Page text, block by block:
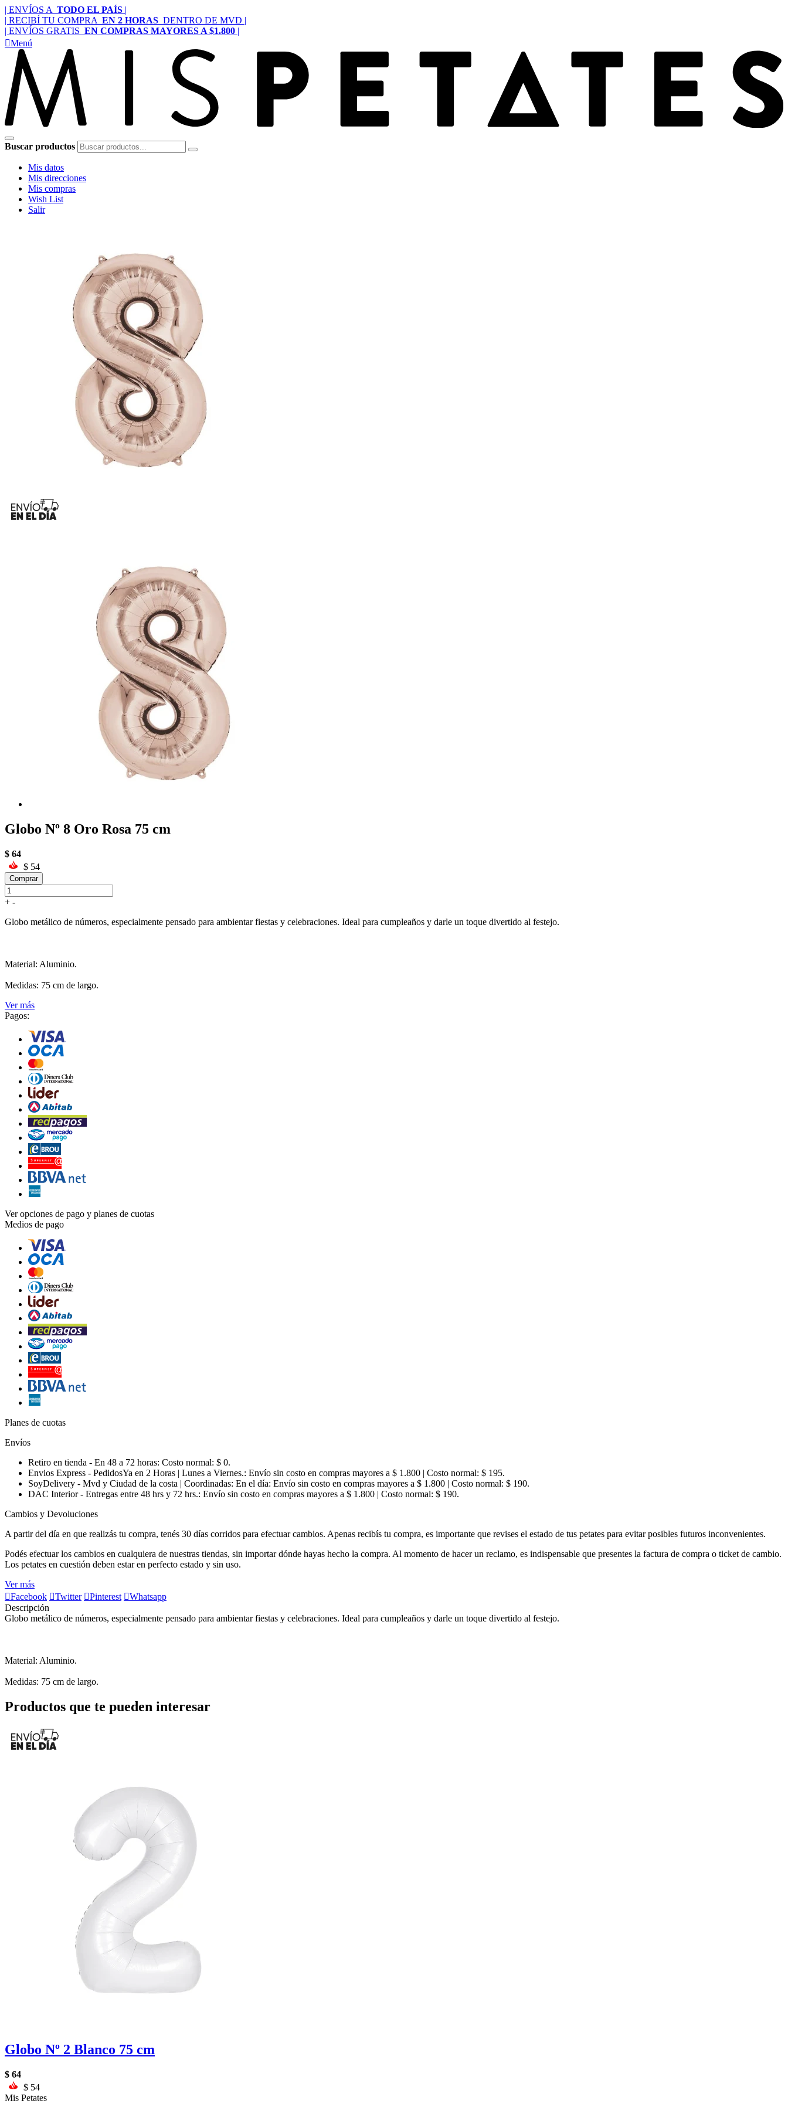
| ENVÍOS A TODO EL PAÍS |
| RECIBÍ TU COMPRA EN 2 HORAS DENTRO DE MVD |
| ENVÍOS GRATIS EN COMPRAS MAYORES A $1.800 |
Menú
Buscar productos
Mis datos
Mis direcciones
Mis compras
Wish List
Salir
Globo Nº 8 Oro Rosa 75 cm
$ 64
$ 54
Comprar
+ -
Globo metálico de números, especialmente pensado para ambientar fiestas y celebraciones. Ideal para cumpleaños y darle un toque divertido al festejo.
Material: Aluminio.
Medidas: 75 cm de largo.
Ver más
Pagos:
Ver opciones de pago y planes de cuotas
Medios de pago
Planes de cuotas
Envíos
Retiro en tienda - En 48 a 72 horas: Costo normal: $ 0.
Envios Express - PedidosYa en 2 Horas | Lunes a Viernes.: Envío sin costo en compras mayores a $ 1.800 | Costo normal: $ 195.
SoyDelivery - Mvd y Ciudad de la costa | Coordinadas: En el día: Envío sin costo en compras mayores a $ 1.800 | Costo normal: $ 190.
DAC Interior - Entregas entre 48 hrs y 72 hrs.: Envío sin costo en compras mayores a $ 1.800 | Costo normal: $ 190.
Cambios y Devoluciones
A partir del día en que realizás tu compra, tenés 30 días corridos para efectuar cambios. Apenas recibís tu compra, es importante que revises el estado de tus petates para evitar posibles futuros inconvenientes.
Podés efectuar los cambios en cualquiera de nuestras tiendas, sin importar dónde hayas hecho la compra. Al momento de hacer un reclamo, es indispensable que presentes la factura de compra o ticket de cambio.
Los petates en cuestión deben estar en perfecto estado y sin uso.
Ver más
Facebook Twitter Pinterest Whatsapp
Descripción
Globo metálico de números, especialmente pensado para ambientar fiestas y celebraciones. Ideal para cumpleaños y darle un toque divertido al festejo.
Material: Aluminio.
Medidas: 75 cm de largo.
Productos que te pueden interesar
Globo Nº 2 Blanco 75 cm
$ 64
$ 54
Mis Petates